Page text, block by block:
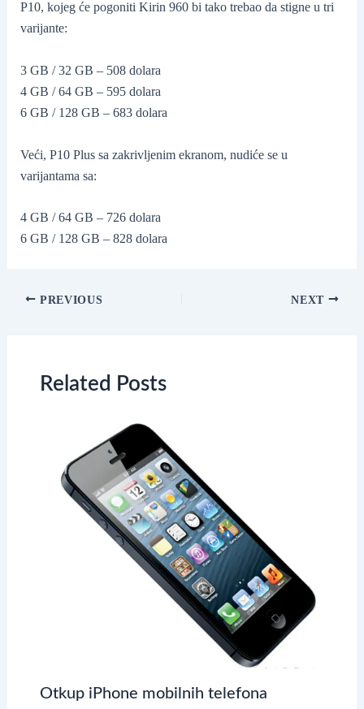
P10, kojeg će pogoniti Kirin 960 bi tako trebao da stigne u tri
varijante:
3 GB / 32 GB – 508 dolara
4 GB / 64 GB – 595 dolara
6 GB / 128 GB – 683 dolara
Veći, P10 Plus sa zakrivljenim ekranom, nudiće se u
varijantama sa:
4 GB / 64 GB – 726 dolara
6 GB / 128 GB – 828 dolara
Post
PREVIOUS NEXT
Related Posts
Otkup iPhone mobilnih telefona